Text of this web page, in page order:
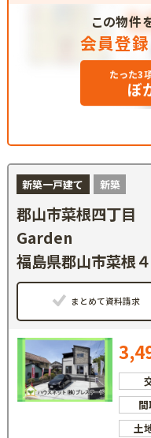
この物件
会員登録
たった3
ぼ
新築一戸建て 新築
郡山市菜根四丁
Garden
福島県郡山市菜根
まとめて資料請求
間
土